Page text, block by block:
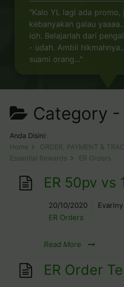
"Kalo YL lagi ada promo,
kebanyakan galau
loh. Belajarlah dari
- udah. Ambil
suami orang..."
Category -
Anda Disini:
Home
ORDER, PAYMENT &
Essential Rewards
ER Orders
ER 50pv vs
20/10/2020
ER Orders
Read More
ER Order